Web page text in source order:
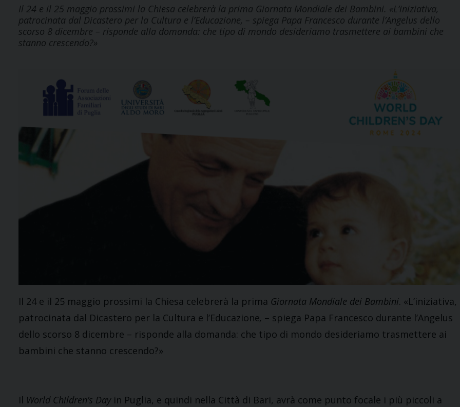
Il 24 e il 25 maggio prossimi la Chiesa celebrerà la prima Giornata Mondiale dei Bambini. «L’iniziativa,
patrocinata dal Dicastero per la Cultura e l’Educazione, – spiega Papa Francesco durante l’Angelus dello
scorso 8 dicembre – risponde alla domanda: che tipo di mondo desideriamo trasmettere ai bambini che
stanno crescendo?»
Il 24 e il 25 maggio prossimi la Chiesa celebrerà la prima Giornata Mondiale dei Bambini. «L’iniziativa,
patrocinata dal Dicastero per la Cultura e l’Educazione, – spiega Papa Francesco durante l’Angelus
dello scorso 8 dicembre – risponde alla domanda: che tipo di mondo desideriamo trasmettere ai
bambini che stanno crescendo?»
Il World Children’s Dayin Puglia, e quindi nella Città di Bari, avrà come punto focale i più piccoli a